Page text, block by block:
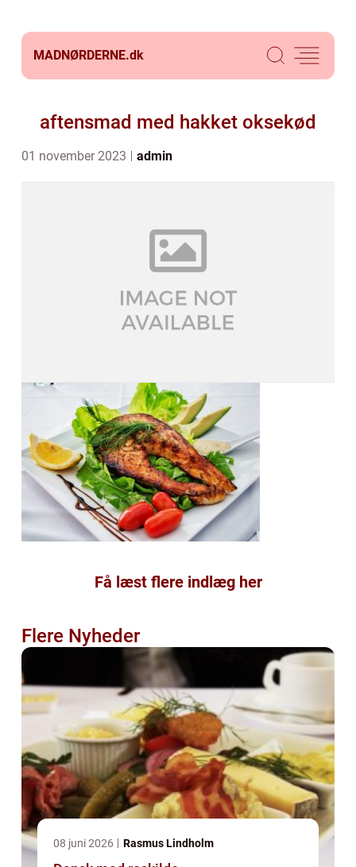
MADNØRDERNE.dk
aftensmad med hakket oksekød
01 november 2023 admin
Få læst flere indlæg her
Flere Nyheder
08 juni 2026 Rasmus Lindholm